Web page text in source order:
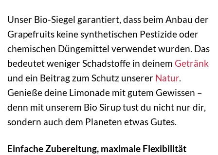
Unser Bio-Siegel garantiert, dass beim Anbau der
Grapefruits keine synthetischen Pestizide oder
chemischen Düngemittel verwendet wurden. Das
bedeutet weniger Schadstoffe in deinem Getränk
und ein Beitrag zum Schutz unserer Natur.
Genieße deine Limonade mit gutem Gewissen –
denn mit unserem Bio Sirup tust du nicht nur dir,
sondern auch dem Planeten etwas Gutes.
Einfache Zubereitung, maximale Flexibilität